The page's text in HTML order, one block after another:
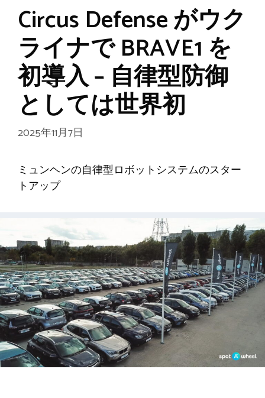
Circus Defense がウク
ライナで BRAVE1 を
初導入 – 自律型防御
としては世界初
2025年11月7日
ミュンヘンの自律型ロボットシステムのスター
トアップ